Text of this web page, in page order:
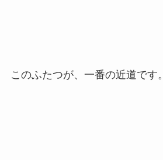
このふたつが、一番の近道です。